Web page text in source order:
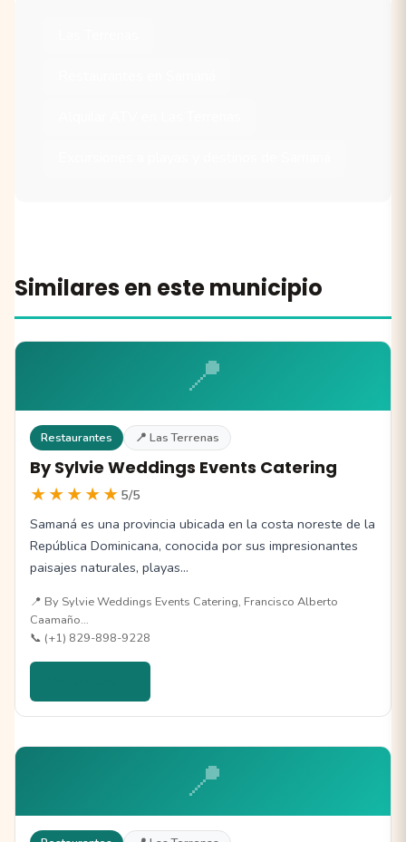
Similares en este municipio
📍
Restaurantes 📍 Las Terrenas
By Sylvie Weddings Events Catering
★★★★★ 5/5
Samaná es una provincia ubicada en la costa noreste de la
República Dominicana, conocida por sus impresionantes
paisajes naturales, playas…
📍 By Sylvie Weddings Events Catering, Francisco Alberto
Caamaño…
📞 (+1) 829-898-9228
📍